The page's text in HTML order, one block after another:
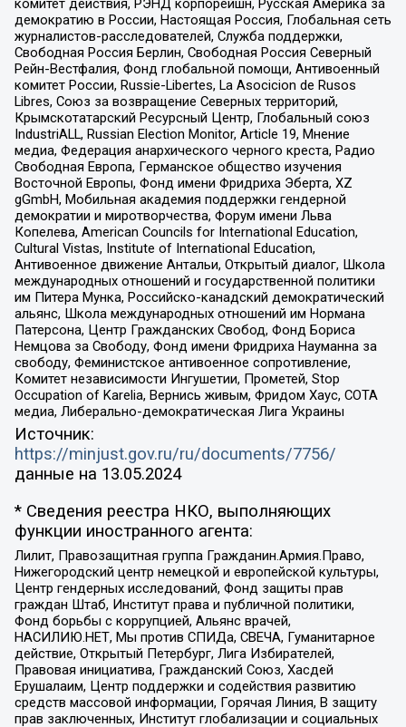
комитет действия, РЭНД корпорейшн, Русская Америка за
демократию в России, Настоящая Россия, Глобальная сеть
журналистов-расследователей, Служба поддержки,
Свободная Россия Берлин, Свободная Россия Северный
Рейн-Вестфалия, Фонд глобальной помощи, Антивоенный
комитет России, Russie-Libertes, La Asocicion de Rusos
Libres, Союз за возвращение Северных территорий,
Крымскотатарский Ресурсный Центр, Глобальный союз
IndustriALL, Russian Election Monitor, Article 19, Мнение
медиа, Федерация анархического черного креста, Радио
Свободная Европа, Германское общество изучения
Восточной Европы, Фонд имени Фридриха Эберта, XZ
gGmbH, Мобильная академия поддержки гендерной
демократии и миротворчества, Форум имени Льва
Копелева, American Councils for International Education,
Cultural Vistas, Institute of International Education,
Антивоенное движение Антальи, Открытый диалог, Школа
международных отношений и государственной политики
им Питера Мунка, Российско-канадский демократический
альянс, Школа международных отношений им Нормана
Патерсона, Центр Гражданских Свобод, Фонд Бориса
Немцова за Свободу, Фонд имени Фридриха Науманна за
свободу, Феминистское антивоенное сопротивление,
Комитет независимости Ингушетии, Прометей, Stop
Occupation of Karelia, Вернись живым, Фридом Хаус, СОТА
медиа, Либерально-демократическая Лига Украины
Источник:
https://minjust.gov.ru/ru/documents/7756/
данные на 13.05.2024
* Сведения реестра НКО, выполняющих
функции иностранного агента:
Лилит, Правозащитная группа Гражданин.Армия.Право,
Нижегородский центр немецкой и европейской культуры,
Центр гендерных исследований, Фонд защиты прав
граждан Штаб, Институт права и публичной политики,
Фонд борьбы с коррупцией, Альянс врачей,
НАСИЛИЮ.НЕТ, Мы против СПИДа, СВЕЧА, Гуманитарное
действие, Открытый Петербург, Лига Избирателей,
Правовая инициатива, Гражданский Союз, Хасдей
Ерушалаим, Центр поддержки и содействия развитию
средств массовой информации, Горячая Линия, В защиту
прав заключенных, Институт глобализации и социальных